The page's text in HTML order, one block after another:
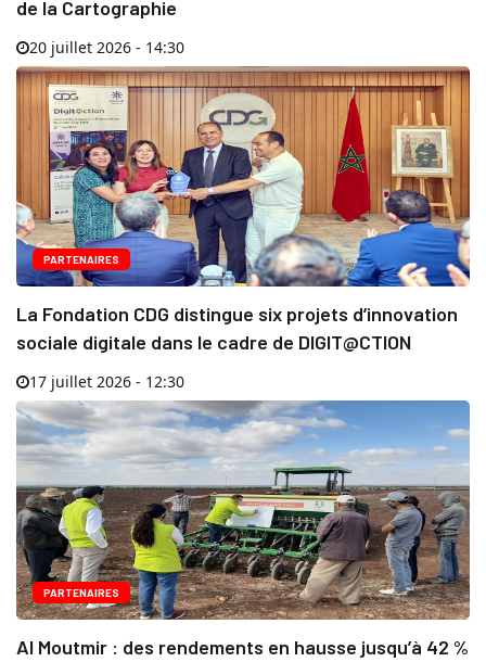
de la Cartographie
20 juillet 2026 - 14:30
PARTENAIRES
La Fondation CDG distingue six projets d’innovation
sociale digitale dans le cadre de DIGIT@CTION
17 juillet 2026 - 12:30
PARTENAIRES
Al Moutmir : des rendements en hausse jusqu’à 42 %